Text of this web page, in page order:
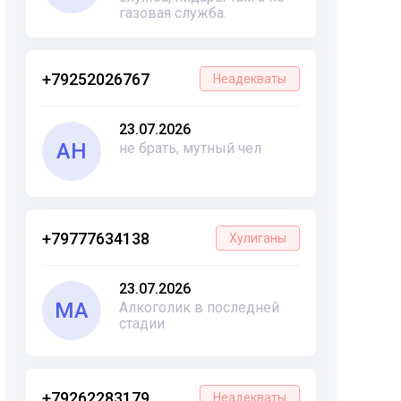
газовая служба.
+79252026767 Неадекваты
АН
23.07.2026
не брать, мутный чел
+79777634138 Хулиганы
МА
23.07.2026
Алкоголик в последней
стадии
Неадекваты